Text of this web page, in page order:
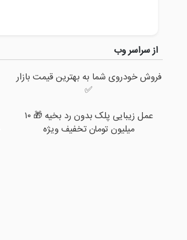
از سراسر وب
فروش خودروی شما به بهترین قیمت بازار
✅
عمل زیبایی پلک بدون رد بخیه 🎁 ۱۰
میلیون تومان تخفیف ویژه